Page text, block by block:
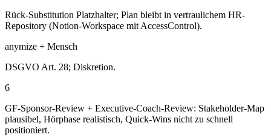
Rück-Substitution Platzhalter; Plan bleibt in vertraulichem HR-
Repository (Notion-Workspace mit AccessControl).
anymize + Mensch
DSGVO Art. 28; Diskretion.
6
GF-Sponsor-Review + Executive-Coach-Review: Stakeholder-Map
plausibel, Hörphase realistisch, Quick-Wins nicht zu schnell
positioniert.